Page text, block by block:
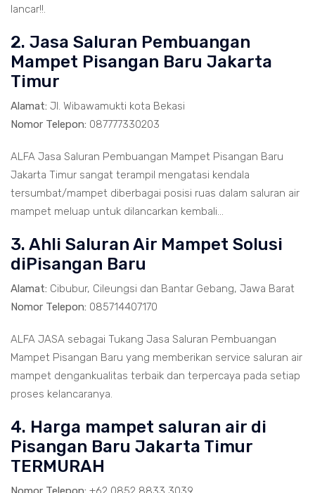
lancar!!.
2. Jasa Saluran Pembuangan
Mampet Pisangan Baru Jakarta
Timur
Alamat: Jl. Wibawamukti kota Bekasi
Nomor Telepon: 087777330203
ALFA Jasa Saluran Pembuangan Mampet Pisangan Baru
Jakarta Timur sangat terampil mengatasi kendala
tersumbat/mampet diberbagai posisi ruas dalam saluran air
mampet meluap untuk dilancarkan kembali...
3. Ahli Saluran Air Mampet Solusi
diPisangan Baru
Alamat: Cibubur, Cileungsi dan Bantar Gebang, Jawa Barat
Nomor Telepon: 085714407170
ALFA JASA sebagai Tukang Jasa Saluran Pembuangan
Mampet Pisangan Baru yang memberikan service saluran air
mampet dengankualitas terbaik dan terpercaya pada setiap
proses kelancaranya.
4. Harga mampet saluran air di
Pisangan Baru Jakarta Timur
TERMURAH